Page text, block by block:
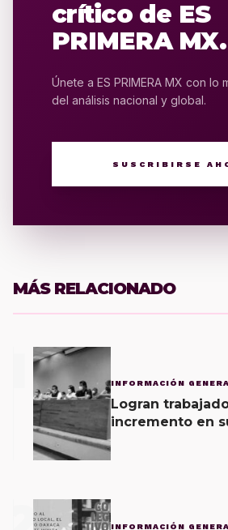
crítico de ES
PRIMERA MX.
Únete a ES PRIMERA MX con lo
del análisis nacional y global.
SUSCRIBIRSE
MÁS RELACIONADO
INFORMACIÓN
Logran
incremento en
INFORMACIÓN